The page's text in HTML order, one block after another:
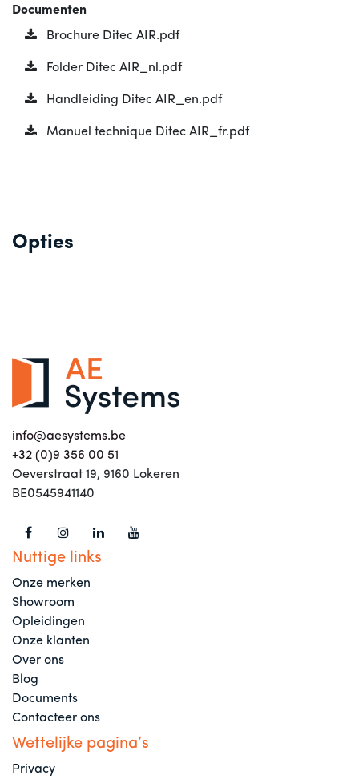
Documenten
Brochure Ditec AIR.pdf
Folder Ditec AIR_nl.pdf
Handleiding Ditec AIR_en.pdf
Manuel technique Ditec AIR_fr.pdf
Opties
info@aesystems.be
+32 (0)9 356 00 51
Oeverstraat 19, 9160 Lokeren
BE0545941140
Nuttige links
Onze merken
Showroom
Opleidingen
Onze klanten
Over ons
Blog
Documents
Contacteer ons
Wettelijke pagina’s
Privacy